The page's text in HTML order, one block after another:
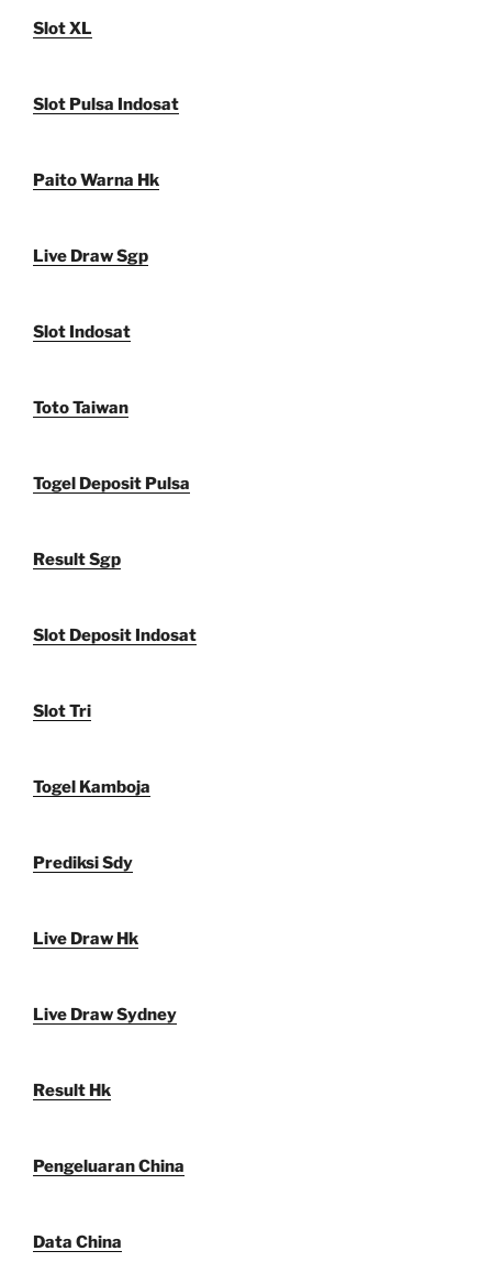
Slot XL
Slot Pulsa Indosat
Paito Warna Hk
Live Draw Sgp
Slot Indosat
Toto Taiwan
Togel Deposit Pulsa
Result Sgp
Slot Deposit Indosat
Slot Tri
Togel Kamboja
Prediksi Sdy
Live Draw Hk
Live Draw Sydney
Result Hk
Pengeluaran China
Data China